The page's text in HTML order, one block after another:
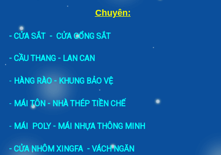
Chuyên:
- CỬA SẮT- CỬA CỔNG SẮT
- CẦU THANG - LAN CAN
- HÀNG RÀO - KHUNG BẢO VỆ
- MÁI TÔN - NHÀ THÉP TIỀN CHẾ
- MÁI POLY - MÁI NHỰA THÔNG MINH
- CỬA NHÔM XINGFA - VÁCH NGĂN